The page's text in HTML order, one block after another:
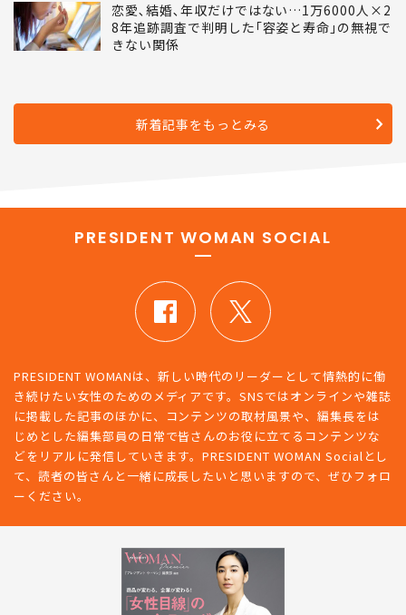
恋愛､結婚､年収だけではない…1万6000人×2
8年追跡調査で判明した｢容姿と寿命｣の無視で
きない関係
新着記事をもっとみる
PRESIDENT WOMAN SOCIAL
PRESIDENT WOMANは、新しい時代のリーダーとして情熱的に働
き続けたい女性のためのメディアです。SNSではオンラインや雑誌
に掲載した記事のほかに、コンテンツの取材風景や、編集長をは
じめとした編集部員の日常で皆さんのお役に立てるコンテンツな
どをリアルに発信していきます。PRESIDENT WOMAN Socialとし
て、読者の皆さんと一緒に成長したいと思いますので、ぜひフォロ
ーください。